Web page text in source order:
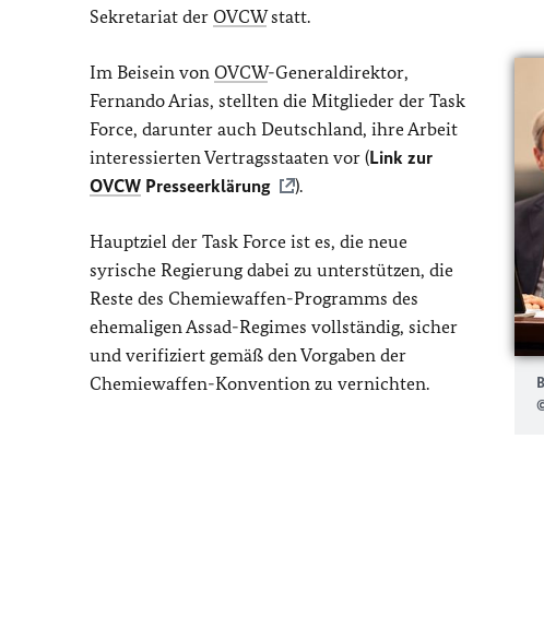
Sekretariat der OVCWstatt.
Im Beisein von OVCW-Generaldirektor,
Fernando Arias, stellten die Mitglieder der Task
Force, darunter auch Deutschland, ihre Arbeit
interessierten Vertragsstaaten vor (Link zur
OVCW Presseerklärung ).
Hauptziel der Task Force ist es, die neue
syrische Regierung dabei zu unterstützen, die
Reste des Chemiewaffen-Programms des
ehemaligen Assad-Regimes vollständig, sicher
und verifiziert gemäß den Vorgaben der
Chemiewaffen-Konvention zu vernichten.